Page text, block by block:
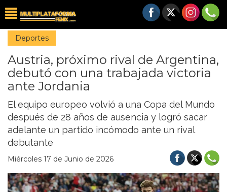
Deportes
Austria, próximo rival de Argentina,
debutó con una trabajada victoria
ante Jordania
El equipo europeo volvió a una Copa del Mundo
después de 28 años de ausencia y logró sacar
adelante un partido incómodo ante un rival
debutante
Miércoles 17 de Junio de 2026